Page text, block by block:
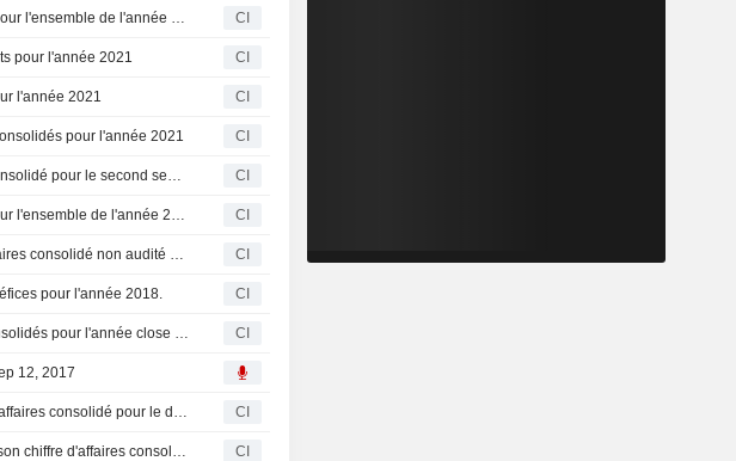
Assystem S.A. fournit des prévisions de bénéfices pour l'ensemble de l'année 2022 CI
pour l'année 2021 CI
l'année 2021 CI
pour l'année 2021 CI
Assystem S.A. fournit des prévisions de bénéfice consolidé pour le second semestre 2020 et l'année complète 2020 CI
Assystem S.A. fournit des prévisions de résultats pour l'ensemble de l'année 2020 CI
Assystem S.A. annonce les résultats du chiffre d'affaires consolidé non audité pour le troisième trimestre et les neuf mois clos le 30 septembre 2018 ; fournit des prévisions de bénéfices pour l'année 2018. CI
pour l'année 2018. CI
Assystem SA annonce des résultats de revenus consolidés pour l'année close le 31 décembre 2017 ; fournit des prévisions de bénéfices pour l'année 2017. CI
12, 2017
Assystem SA annonce les résultats de son chiffre d'affaires consolidé pour le deuxième trimestre et le premier semestre 2017 ; fournit des prévisions de chiffre d'affaires pour l'année 2017. CI
Assystem SA annonce les résultats non audités de son chiffre d'affaires consolidé pour le troisième trimestre et les neuf mois clos le 30 septembre 2016 ; fournit des prévisions de résultats pour l'ensemble de l'année 2016. CI